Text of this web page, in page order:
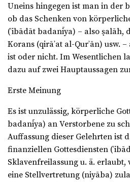
Uneins hingegen ist man in der
ob das Schenken von
(ʿibādāt badanīya) – also ṣalāh,
Korans (qirāʾat al-Qurʾān) usw.
ist oder nicht. Im Wesentlichen
dazu auf zwei Hauptaussagen
Erste Meinung
Es ist unzulässig, körperliche
badanīya) an Verstorbene zu
Auffassung dieser Gelehrten ist
finanziellen Gottesdiensten
Sklavenfreilassung u. ä.
eine Stellvertretung (niyāba)